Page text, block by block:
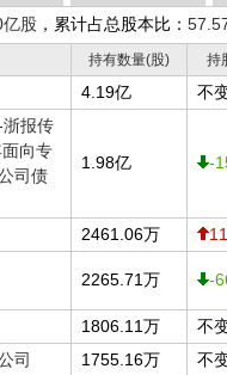
股 ，累计占总股本比：
持有数量(股) 持
4.19亿 不
报传
向专
司债
1.98亿 -
2461.06万
2265.71万 -
1806.11万 不
司
1755.16万 不